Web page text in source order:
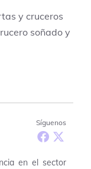
y cruceros
soñado y
Síguenos
en el sector